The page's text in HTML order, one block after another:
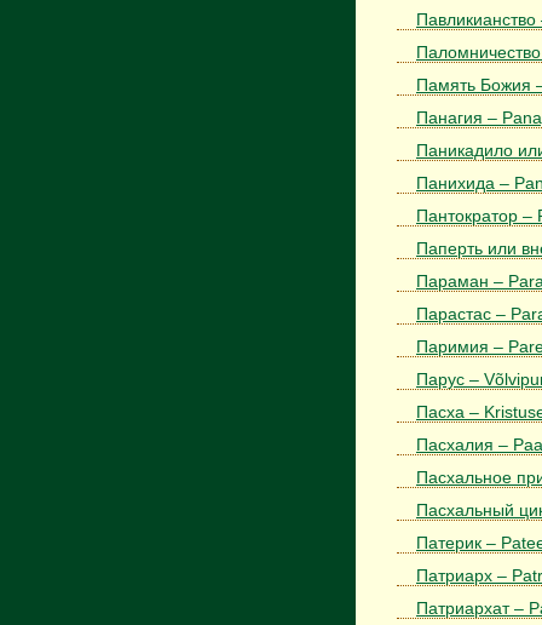
Память Божия
Панагия –
Паникадило
Панихида –
Пантократор –
Паперть или
Параман –
Парастас –
Паримия –
Парус –
Пасха –
Пасхалия –
Пасхальное
Пасхальный
Патерик –
Патриарх –
Патриархат –